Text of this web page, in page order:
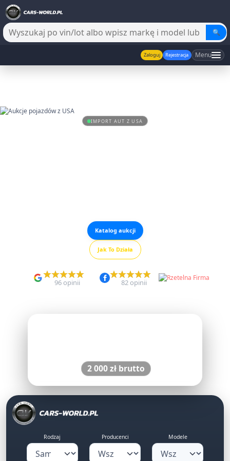
🔍
Zaloguj Rejestracja Menu
IMPORT AUT Z USA
Katalog aukcji
Jak To Działa
96 opinii 82 opinii
2 000 zł brutto
Rodzaj Producenci Modele